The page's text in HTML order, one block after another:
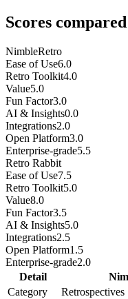
Scores compared
NimbleRetro
Ease of Use6.0
Retro Toolkit4.0
Value5.0
Fun Factor3.0
AI & Insights0.0
Integrations2.0
Open Platform3.0
Enterprise-grade5.5
Retro Rabbit
Ease of Use7.5
Retro Toolkit5.0
Value8.0
Fun Factor3.5
AI & Insights5.0
Integrations2.5
Open Platform1.5
Enterprise-grade2.0
Detail
Category
Retrospectives